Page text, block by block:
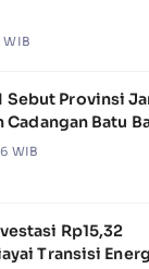
WIB
Sebut Provinsi
Batu
WIB
Rp15,32
Transisi